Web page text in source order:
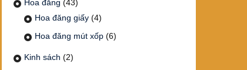
Hoa đăng (43)
Hoa đăng giấy (4)
Hoa đăng mút xốp (6)
Kinh sách (2)